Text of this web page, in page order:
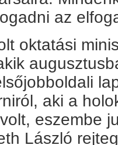
az
oktatási
aki a
eszembe
László